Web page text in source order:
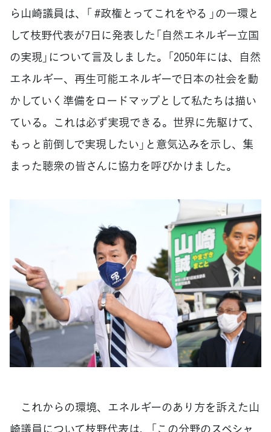
ら山崎議員は、「 #政権とってこれをやる 」の一環と
して枝野代表が7日に発表した「自然エネルギー立国
の実現」について言及しました。「2050年には、自然
エネルギー、再生可能エネルギーで日本の社会を動
かしていく準備をロードマップとして私たちは描い
ている。これは必ず実現できる。世界に先駆けて、
もっと前倒しで実現したい」と意気込みを示し、集
まった聴衆の皆さんに協力を呼びかけました。
これからの環境、エネルギーのあり方を訴えた山
崎議員について枝野代表は、「この分野のスペシャ